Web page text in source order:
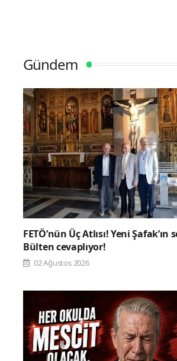
Gündem
FETÖ’nün Üç Atlısı! Yeni
Bülten cevaplıyor!
02 Ağustos 2026